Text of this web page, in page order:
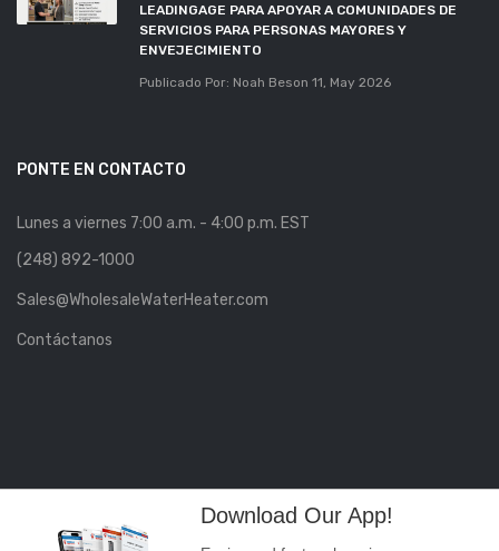
LEADINGAGE PARA APOYAR A COMUNIDADES DE
SERVICIOS PARA PERSONAS MAYORES Y
ENVEJECIMIENTO
Publicado Por: Noah Beson 11, May 2026
PONTE EN CONTACTO
Lunes a viernes 7:00 a.m. - 4:00 p.m. EST
(248) 892-1000
Sales@WholesaleWaterHeater.com
Contáctanos
Download Our App!